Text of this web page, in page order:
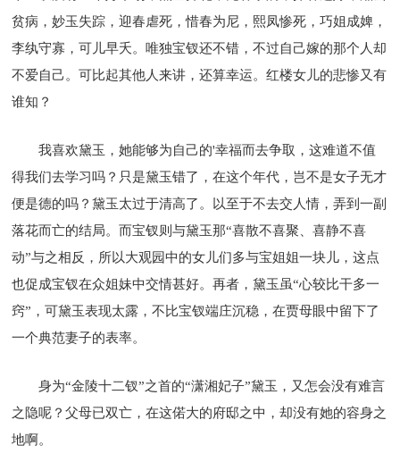
贫病，妙玉失踪，迎春虐死，惜春为尼，熙凤惨死，巧姐成婢，
李纨守寡，可儿早夭。唯独宝钗还不错，不过自己嫁的那个人却
不爱自己。可比起其他人来讲，还算幸运。红楼女儿的悲惨又有
谁知？
我喜欢黛玉，她能够为自己的'幸福而去争取，这难道不值
得我们去学习吗？只是黛玉错了，在这个年代，岂不是女子无才
便是德的吗？黛玉太过于清高了。以至于不去交人情，弄到一副
落花而亡的结局。而宝钗则与黛玉那“喜散不喜聚、喜静不喜
动”与之相反，所以大观园中的女儿们多与宝姐姐一块儿，这点
也促成宝钗在众姐妹中交情甚好。再者，黛玉虽“心较比干多一
窍”，可黛玉表现太露，不比宝钗端庄沉稳，在贾母眼中留下了
一个典范妻子的表率。
身为“金陵十二钗”之首的“潇湘妃子”黛玉，又怎会没有难言
之隐呢？父母已双亡，在这偌大的府邸之中，却没有她的容身之
地啊。